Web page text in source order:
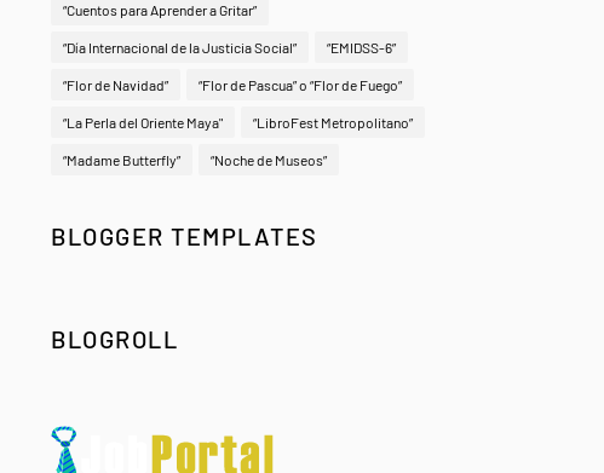
“Cuentos para Aprender a Gritar”
“Día Internacional de la Justicia Social” “EMIDSS-6”
“Flor de Navidad” “Flor de Pascua” o “Flor de Fuego”
“La Perla del Oriente Maya" “LibroFest Metropolitano”
“Madame Butterfly” “Noche de Museos”
BLOGGER TEMPLATES
BLOGROLL